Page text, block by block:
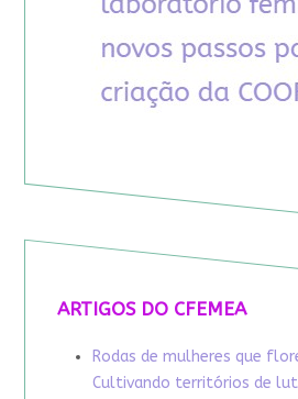
ARTIGOS DO CFEMEA
Rodas de mulheres que
Cultivando territórios de